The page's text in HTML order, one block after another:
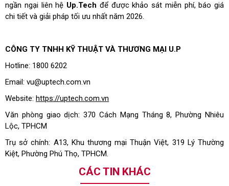
ngần ngại liên hệ Up.Tech để được khảo sát miễn phí, báo giá
chi tiết và giải pháp tối ưu nhất năm 2026.
CÔNG TY TNHH KỸ THUẬT VÀ THƯƠNG MẠI U.P
Hotline: 1800 6202
Email: vu@uptech.com.vn
Website: https://uptech.com.vn
Văn phòng giao dịch: 370 Cách Mạng Tháng 8, Phường Nhiêu
Lộc, TPHCM
Trụ sở chính: A13, Khu thương mại Thuận Việt, 319 Lý Thường
Kiệt, Phường Phú Thọ, TPHCM.
CÁC TIN KHÁC